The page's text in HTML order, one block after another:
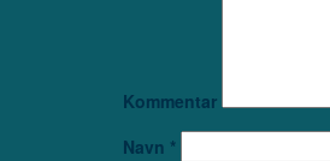
Kommentar
Navn *